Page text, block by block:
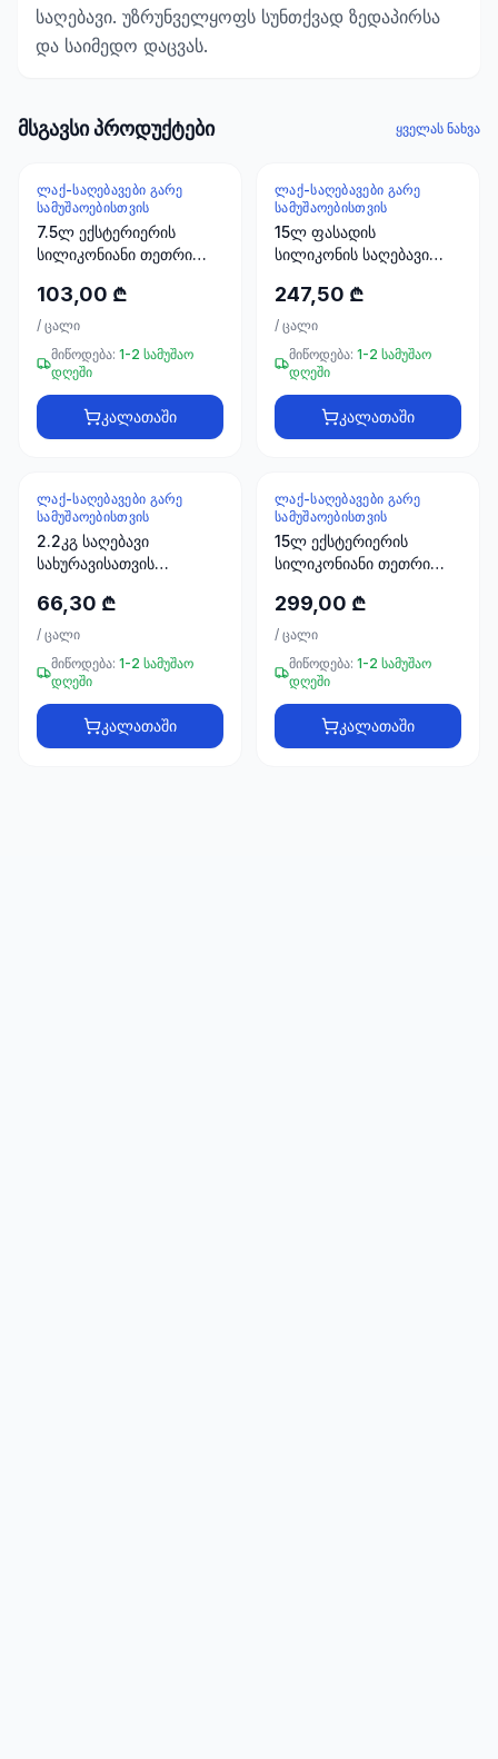
პროდუქტი
107
პროდუქტი
ხელსაწყოები
50 პროდუქტი
მასალები
სამაგრები
პროდუქტი
სახლი და
ინტერიერი
10
პროდუქტი
+995
23
66
საღებავი. უზრუნველყოფს სუნთქვად ზედაპირსა
და საიმედო დაცვას.
მსგავსი პროდუქტები ყველას ნახვა
ᲚᲐᲥ-ᲡᲐᲦᲔᲑᲐᲕᲔᲑᲘ ᲒᲐᲠᲔ
ᲡᲐᲛᲣᲨᲐᲝᲔᲑᲘᲡᲗᲕᲘᲡ
7.5ლ ექსტერიერის
სილიკონიანი თეთრი
103,00 ₾
/ ცალი
მიწოდება: 1-2 სამუშაო
დღეში
კალათაში
ᲚᲐᲥ-ᲡᲐᲦᲔᲑᲐᲕᲔᲑᲘ ᲒᲐᲠᲔ
ᲡᲐᲛᲣᲨᲐᲝᲔᲑᲘᲡᲗᲕᲘᲡ
15ლ ფასადის
სილიკონის საღებავი
247,50 ₾
/ ცალი
მიწოდება: 1-2 სამუშაო
დღეში
კალათაში
ᲚᲐᲥ-ᲡᲐᲦᲔᲑᲐᲕᲔᲑᲘ ᲒᲐᲠᲔ
ᲡᲐᲛᲣᲨᲐᲝᲔᲑᲘᲡᲗᲕᲘᲡ
2.2კგ საღებავი
სახურავისათვის
8012
66,30 ₾
/ ცალი
მიწოდება: 1-2 სამუშაო
დღეში
კალათაში
ᲚᲐᲥ-ᲡᲐᲦᲔᲑᲐᲕᲔᲑᲘ ᲒᲐᲠᲔ
ᲡᲐᲛᲣᲨᲐᲝᲔᲑᲘᲡᲗᲕᲘᲡ
15ლ ექსტერიერის
სილიკონიანი თეთრი
'FENOMEN'
299,00 ₾
/ ცალი
მიწოდება: 1-2 სამუშაო
დღეში
კალათაში